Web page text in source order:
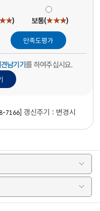
) 보통(★★★)
남기기를 하여주십시요.
7166] 갱신주기 : 변경시